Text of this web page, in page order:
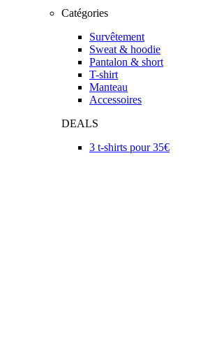
Catégories
Survêtement
Sweat & hoodie
Pantalon & short
T-shirt
Manteau
Accessoires
DEALS
3 t-shirts pour 35€